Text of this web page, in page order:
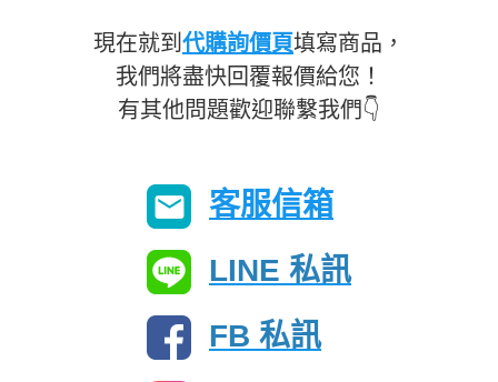
現在就到 代購詢價頁填寫商品，
我們將盡快回覆報價給您！
有其他問題歡迎聯繫我們👇
客服信箱
LINE 私訊
FB 私訊